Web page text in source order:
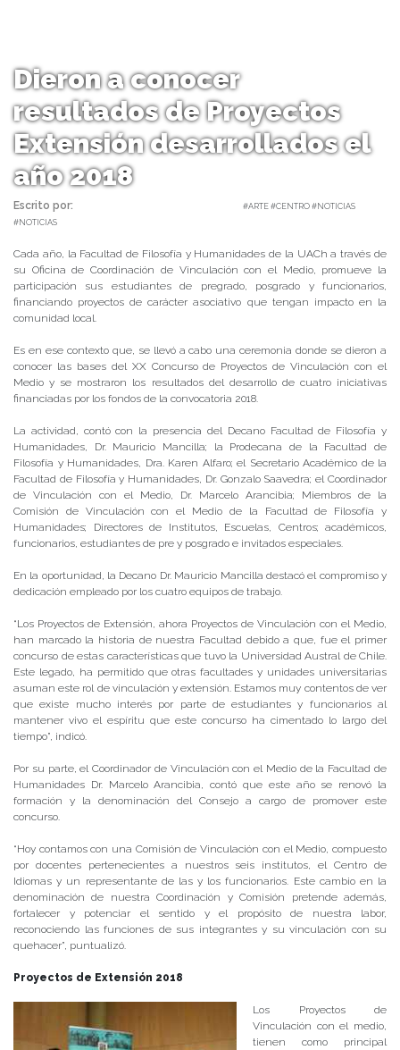
Dieron a conocer
resultados de Proyectos
Extensión desarrollados el
año 2018
Escrito por:
#ARTE #CENTRO #NOTICIAS
#NOTICIAS
Cada año, la Facultad de Filosofía y Humanidades de la UACh a través de
su Oficina de Coordinación de Vinculación con el Medio, promueve la
participación sus estudiantes de pregrado, posgrado y funcionarios,
financiando proyectos de carácter asociativo que tengan impacto en la
comunidad local.
Es en ese contexto que, se llevó a cabo una ceremonia donde se dieron a
conocer las bases del XX Concurso de Proyectos de Vinculación con el
Medio y se mostraron los resultados del desarrollo de cuatro iniciativas
financiadas por los fondos de la convocatoria 2018.
La actividad, contó con la presencia del Decano Facultad de Filosofía y
Humanidades, Dr. Mauricio Mancilla; la Prodecana de la Facultad de
Filosofía y Humanidades, Dra. Karen Alfaro; el Secretario Académico de la
Facultad de Filosofía y Humanidades, Dr. Gonzalo Saavedra; el Coordinador
de Vinculación con el Medio, Dr. Marcelo Arancibia; Miembros de la
Comisión de Vinculación con el Medio de la Facultad de Filosofía y
Humanidades; Directores de Institutos, Escuelas, Centros; académicos,
funcionarios, estudiantes de pre y posgrado e invitados especiales.
En la oportunidad, la Decano Dr. Mauricio Mancilla destacó el compromiso y
dedicación empleado por los cuatro equipos de trabajo.
“Los Proyectos de Extensión, ahora Proyectos de Vinculación con el Medio,
han marcado la historia de nuestra Facultad debido a que, fue el primer
concurso de estas características que tuvo la Universidad Austral de Chile.
Este legado, ha permitido que otras facultades y unidades universitarias
asuman este rol de vinculación y extensión. Estamos muy contentos de ver
que existe mucho interés por parte de estudiantes y funcionarios al
mantener vivo el espíritu que este concurso ha cimentado lo largo del
tiempo”, indicó.
Por su parte, el Coordinador de Vinculación con el Medio de la Facultad de
Humanidades Dr. Marcelo Arancibia, contó que este año se renovó la
formación y la denominación del Consejo a cargo de promover este
concurso.
“Hoy contamos con una Comisión de Vinculación con el Medio, compuesto
por docentes pertenecientes a nuestros seis institutos, el Centro de
Idiomas y un representante de las y los funcionarios. Este cambio en la
denominación de nuestra Coordinación y Comisión pretende además,
fortalecer y potenciar el sentido y el propósito de nuestra labor,
reconociendo las funciones de sus integrantes y su vinculación con su
quehacer”, puntualizó.
Proyectos de Extensión 2018
Los Proyectos de
Vinculación con el medio,
tienen como principal